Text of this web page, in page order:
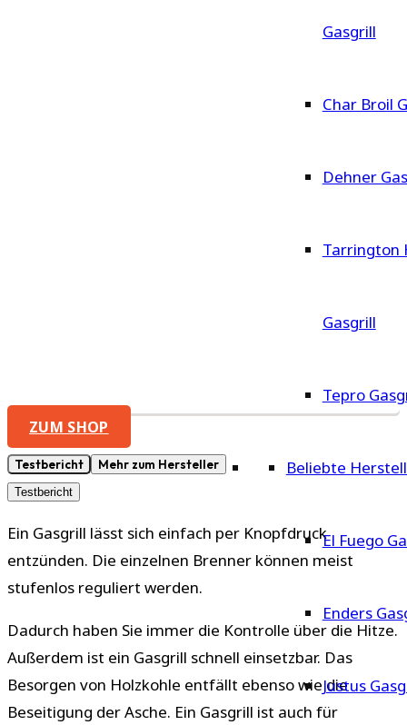
Gasgrill
Char Broil
Dehner
Tarrington
Gasgrill
Tepro
Beliebte
El Fuego
Enders
Justus
ZUM SHOP
Testbericht Mehr zum Hersteller
Testbericht
Ein Gasgrill lässt sich einfach per Knopfdruck
entzünden. Die einzelnen Brenner können meist
stufenlos reguliert werden.
Dadurch haben Sie immer die Kontrolle über die Hitze.
Außerdem ist ein Gasgrill schnell einsetzbar. Das
Besorgen von Holzkohle entfällt ebenso wie die
Beseitigung der Asche. Ein Gasgrill ist auch für